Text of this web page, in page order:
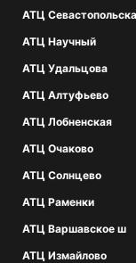
АТЦ
АТЦ Научный
АТЦ Удальцова
АТЦ Алтуфьево
АТЦ Лобненская
АТЦ Очаково
АТЦ Солнцево
АТЦ Раменки
АТЦ Варшавское ш
АТЦ Измайлово